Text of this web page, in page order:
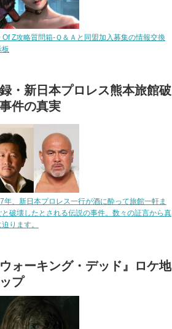
Of Z攻略質問箱-Ｑ＆Ａと同盟加入募集の情報交換
板
・新日本プロレス熊本旅館破
件の真実
年、新日本プロレス一行が酒に酔って旅館一軒ま
と破壊したとされる伝説の事件。数々の証言から真
ります。
ウォーキング・デッド』ロケ地
プ